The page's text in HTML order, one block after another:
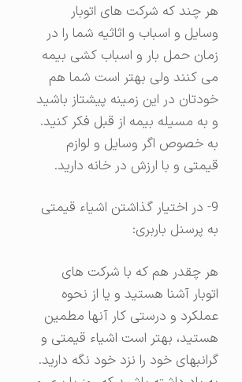
هر چند که شرکت های اتوبار
وسایل و اسباب و اثاثیه شما را در
زمان حمل بار و اسباب کشی بیمه
می کنند ولی بهتر است شما هم
خودتان در این زمینه پیشتاز باشید
و به مسیله بیمه از قبل فکر کنید.
به خصوص اگر وسایل و لوازم
قیمتی و با ارزش در خانه دارید.
9- در اختیار گذاشتن اشیاء قیمتی
به پرسنل باربری:
هر چقدر هم که با شرکت های
اتوبار آشنا هستید و یا از نحوه
عملکرد و درستی کار آنها مطمین
هستید، بهتر است اشیاء قیمتی و
گرانبهای خود را نزد خود نگه دارید.